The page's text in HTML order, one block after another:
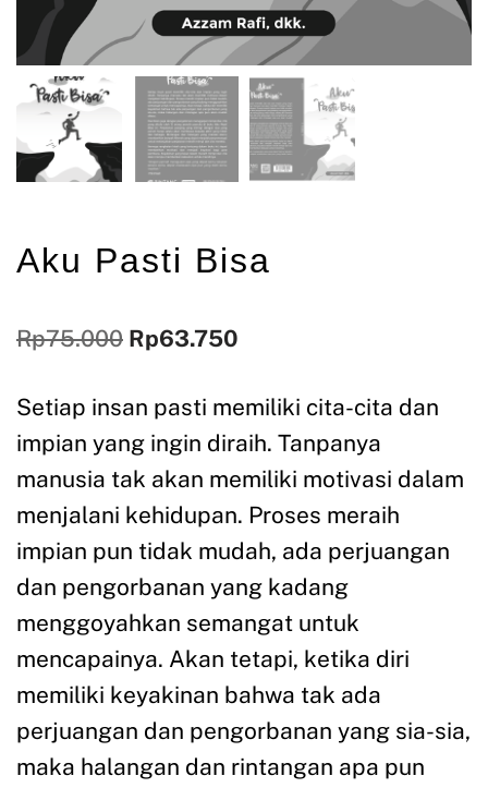
Aku Pasti Bisa
Rp75.000 Rp63.750
Setiap insan pasti memiliki cita-cita dan
impian yang ingin diraih. Tanpanya
manusia tak akan memiliki motivasi dalam
menjalani kehidupan. Proses meraih
impian pun tidak mudah, ada perjuangan
dan pengorbanan yang kadang
menggoyahkan semangat untuk
mencapainya. Akan tetapi, ketika diri
memiliki keyakinan bahwa tak ada
perjuangan dan pengorbanan yang sia-sia,
maka halangan dan rintangan apa pun